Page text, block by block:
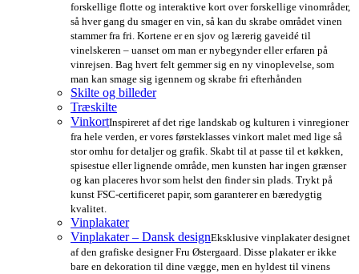
forskellige flotte og interaktive kort over forskellige vinområder,
så hver gang du smager en vin, så kan du skrabe området vinen
stammer fra fri. Kortene er en sjov og lærerig gaveidé til
vinelskeren – uanset om man er nybegynder eller erfaren på
vinrejsen. Bag hvert felt gemmer sig en ny vinoplevelse, som
man kan smage sig igennem og skrabe fri efterhånden
Skilte og billeder
Træskilte
VinkortInspireret af det rige landskab og kulturen i vinregioner
fra hele verden, er vores førsteklasses vinkort malet med lige så
stor omhu for detaljer og grafik. Skabt til at passe til et køkken,
spisestue eller lignende område, men kunsten har ingen grænser
og kan placeres hvor som helst den finder sin plads. Trykt på
kunst FSC-certificeret papir, som garanterer en bæredygtig
kvalitet.
Vinplakater
Vinplakater – Dansk designEksklusive vinplakater designet
af den grafiske designer Fru Østergaard. Disse plakater er ikke
bare en dekoration til dine vægge, men en hyldest til vinens